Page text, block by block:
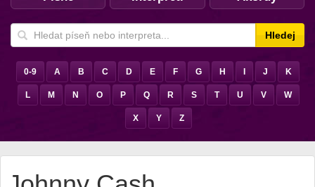
Hledej
0-9 A B C D E F G H J K
L M N O P Q R S T U V W
X Y Z